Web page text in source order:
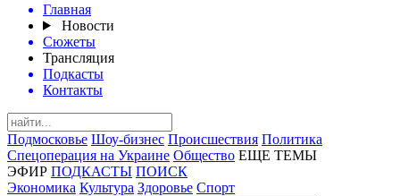
Главная
Новости
Сюжеты
Трансляция
Подкасты
Контакты
Подмосковье Шоу-бизнес Происшествия Политика
Спецоперация на Украине Общество ЕЩЕ ТЕМЫ
ЭФИР ПОДКАСТЫ ПОИСК
Экономика Культура Здоровье Спорт